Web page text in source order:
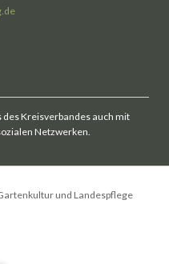
des Kreisverbandes auch mit
Netzwerken.
und Landespflege